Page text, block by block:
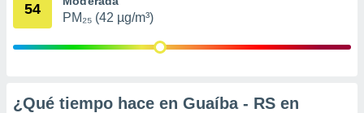
publicidad
54
PM₂₅ (42 µg/m³)
¿Qué tiempo hace en Guaíba - RS en